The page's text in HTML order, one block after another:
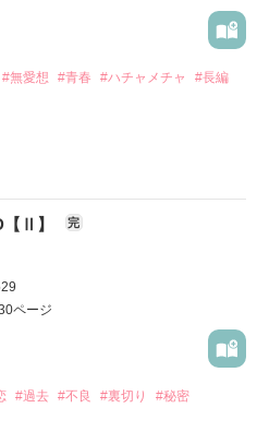
の方は先に
けると嬉しいです！
読む
絆。
！
！」
！」
#無愛想 #青春 #ハチャメチャ #長編
半年以内に」
【Ⅱ】 完
ページ
#過去 #不良 #裏切り
#秘密